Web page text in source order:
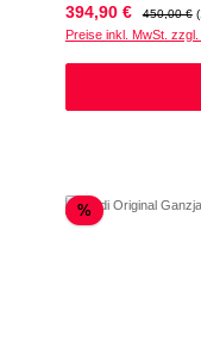
Verkaufspreis:
394,90 € Regulärer
450,00 €
Preise inkl. MwSt.
%Rabatt